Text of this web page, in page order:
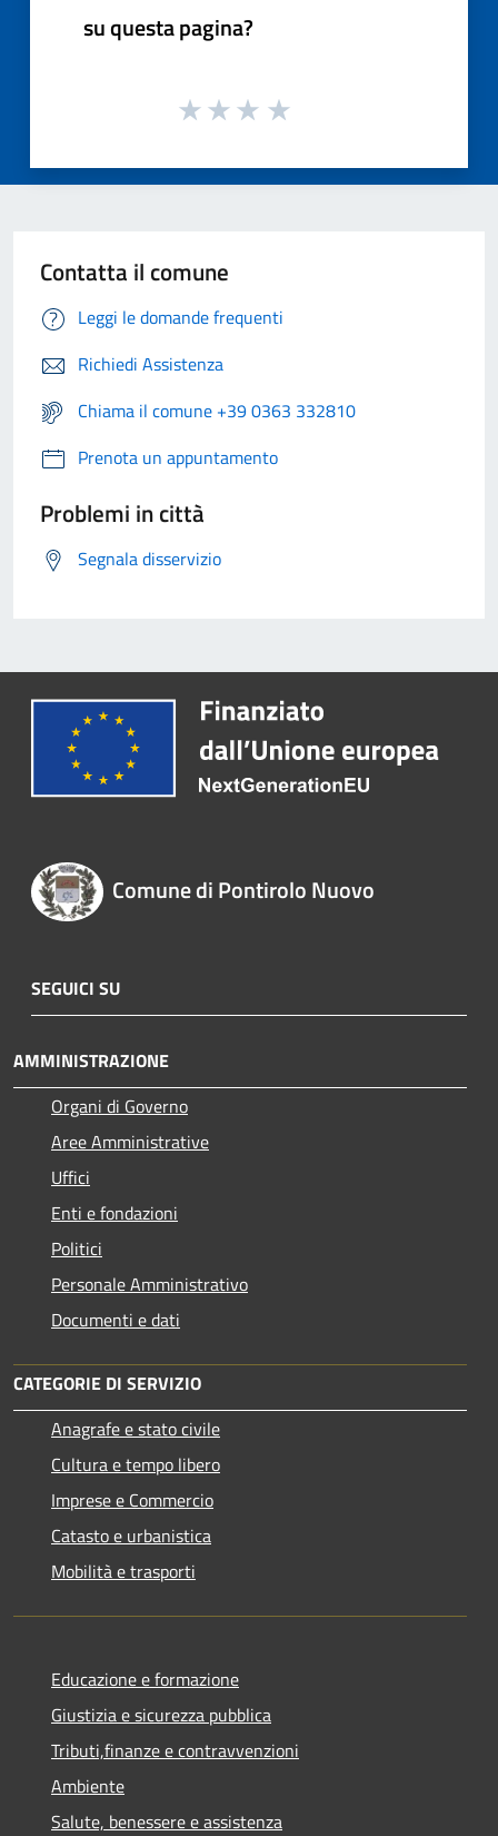
su questa pagina?
Contatta il comune
Leggi le domande frequenti
Richiedi Assistenza
Chiama il comune +39 0363 332810
Prenota un appuntamento
Problemi in città
Segnala disservizio
Comune di Pontirolo Nuovo
SEGUICI SU
AMMINISTRAZIONE
Organi di Governo
Aree Amministrative
Uffici
Enti e fondazioni
Politici
Personale Amministrativo
Documenti e dati
CATEGORIE DI SERVIZIO
Anagrafe e stato civile
Cultura e tempo libero
Imprese e Commercio
Catasto e urbanistica
Mobilità e trasporti
Educazione e formazione
Giustizia e sicurezza pubblica
Tributi,finanze e contravvenzioni
Ambiente
Salute, benessere e assistenza